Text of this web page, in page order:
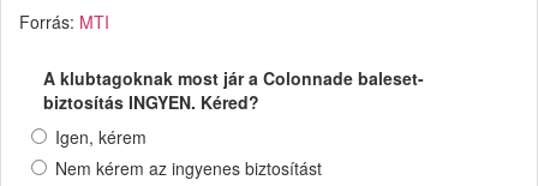
Forrás: MTI
A klubtagoknak most jár a Colonnade baleset-
biztosítás INGYEN. Kéred?
Igen, kérem
Nem kérem az ingyenes biztosítást